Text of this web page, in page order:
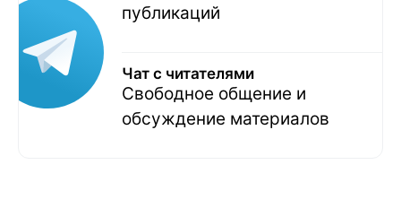
публикаций
Чат с читателями
Свободное общение и
обсуждение материалов